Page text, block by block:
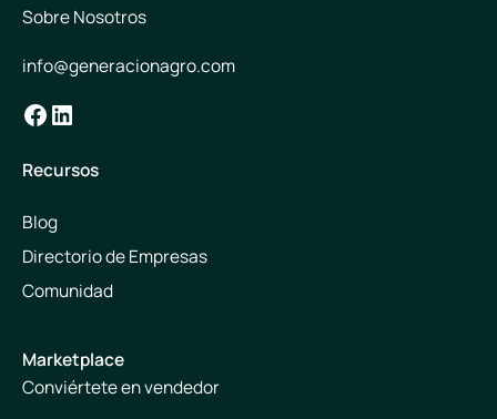
Sobre Nosotros
info@generacionagro.com
Facebook
LinkedIn
Recursos
Blog
Directorio de Empresas
Comunidad
Marketplace
Conviértete en vendedor